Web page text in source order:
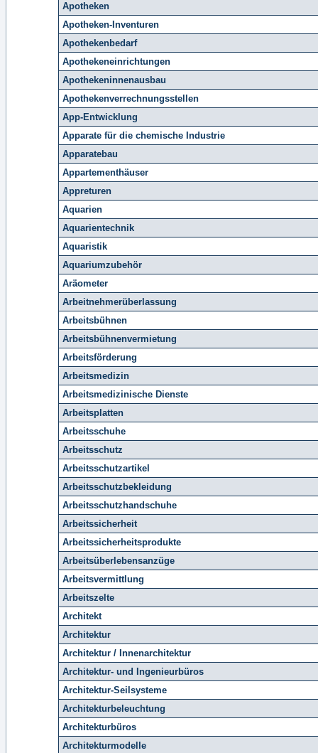
Apotheken
Apotheken-Inventuren
Apothekenbedarf
Apothekeneinrichtungen
Apothekeninnenausbau
Apothekenverrechnungsstellen
App-Entwicklung
Apparate für die chemische Industrie
Apparatebau
Appartementhäuser
Appreturen
Aquarien
Aquarientechnik
Aquaristik
Aquariumzubehör
Aräometer
Arbeitnehmerüberlassung
Arbeitsbühnen
Arbeitsbühnenvermietung
Arbeitsförderung
Arbeitsmedizin
Arbeitsmedizinische Dienste
Arbeitsplatten
Arbeitsschuhe
Arbeitsschutz
Arbeitsschutzartikel
Arbeitsschutzbekleidung
Arbeitsschutzhandschuhe
Arbeitssicherheit
Arbeitssicherheitsprodukte
Arbeitsüberlebensanzüge
Arbeitsvermittlung
Arbeitszelte
Architekt
Architektur
Architektur / Innenarchitektur
Architektur- und Ingenieurbüros
Architektur-Seilsysteme
Architekturbeleuchtung
Architekturbüros
Architekturmodelle